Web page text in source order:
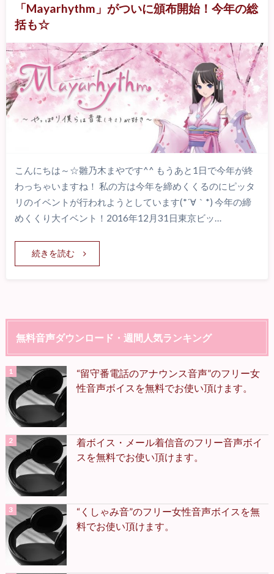
「Mayarhythm」がついに頒布開始！今年の総
括も☆
こんにちは～☆雛乃木まやです^^ もうあと1日で今年が終
わっちゃいますね！ 私の方は今年を締めくくるのにピッタ
リのイベントが行われようとしています(*´∀｀*) 今年の締
めくくり大イベント！2016年12月31日東京ビッ…
続きを読む
無料音声ダウンロード・週間人気ランキング
“留守番電話のアナウンス音声”のフリー女
性音声ボイスを無料でお使い頂けます。
着ボイス・メール着信音のフリー音声ボイ
スを無料でお使い頂けます。
“くしゃみ音”のフリー女性音声ボイスを無
料でお使い頂けます。